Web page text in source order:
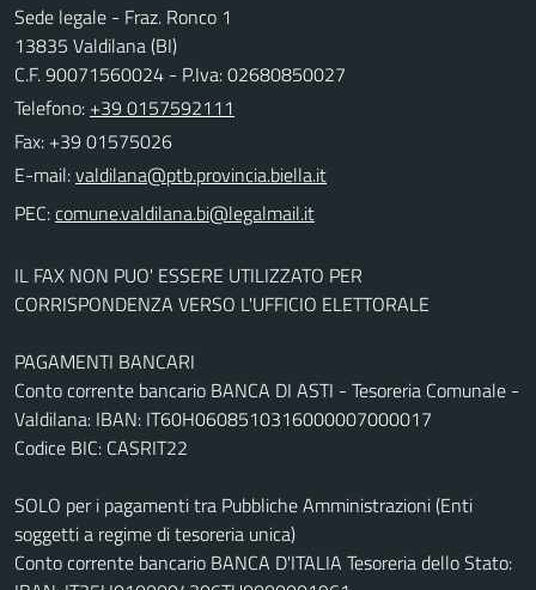
Sede legale - Fraz. Ronco 1
13835 Valdilana (BI)
C.F. 90071560024 - P.Iva: 02680850027
Telefono: +39 0157592111
Fax: +39 01575026
E-mail:
PEC:
IL FAX NON PUO' ESSERE UTILIZZATO PER
CORRISPONDENZA VERSO L'UFFICIO ELETTORALE
PAGAMENTI BANCARI
Conto corrente bancario BANCA DI ASTI - Tesoreria Comunale -
Valdilana: IBAN: IT60H0608510316000007000017
Codice BIC: CASRIT22
SOLO per i pagamenti tra Pubbliche Amministrazioni (Enti
soggetti a regime di tesoreria unica)
Conto corrente bancario BANCA D'ITALIA Tesoreria dello Stato: